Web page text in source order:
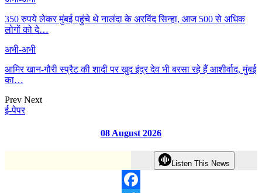
350 रुपये लेकर मुंबई पहुंचे थे नालंदा के अरविंद सिन्हा, आज 500 से अधिक
लोगों को दे…
अभी-अभी
आमिर खान-गौरी स्प्रैट की शादी पर खुद इंद्र देव भी बरसा रहे हैं आशीर्वाद, मुंबई
का…
Prev Next
ई-पेपर
08 August 2026
Listen This News